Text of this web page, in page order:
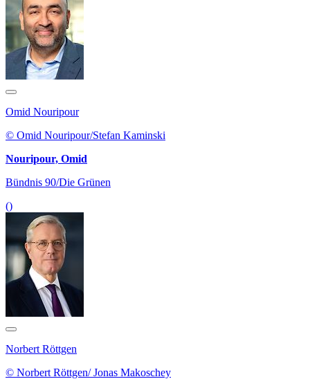
Omid Nouripour
© Omid Nouripour/Stefan Kaminski
Nouripour, Omid
Bündnis 90/Die Grünen
()
Norbert Röttgen
© Norbert Röttgen/ Jonas Makoschey